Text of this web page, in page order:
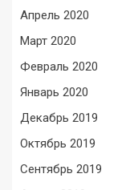
Апрель 2020
Март 2020
Февраль 2020
Январь 2020
Декабрь 2019
Октябрь 2019
Сентябрь 2019